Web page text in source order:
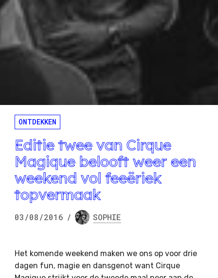
ONTDEKKEN
Editie twee van Cirque
Magique belooft weer een
weekend vol feeëriek
topvermaak
03/08/2016 / SOPHIE
Het komende weekend maken we ons op voor drie
dagen fun, magie en dansgenot want Cirque